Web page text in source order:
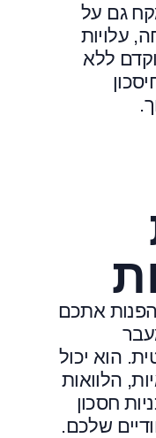
גם על
עלויות
ללא
אתכם
הוא יכול
הלוואות
חסכון
שלכם.